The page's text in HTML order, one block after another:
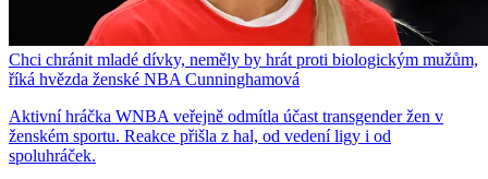
Chci chránit mladé dívky, neměly by hrát proti biologickým mužům,
říká hvězda ženské NBA Cunninghamová
Aktivní hráčka WNBA veřejně odmítla účast transgender žen v
ženském sportu. Reakce přišla z hal, od vedení ligy i od
spoluhráček.